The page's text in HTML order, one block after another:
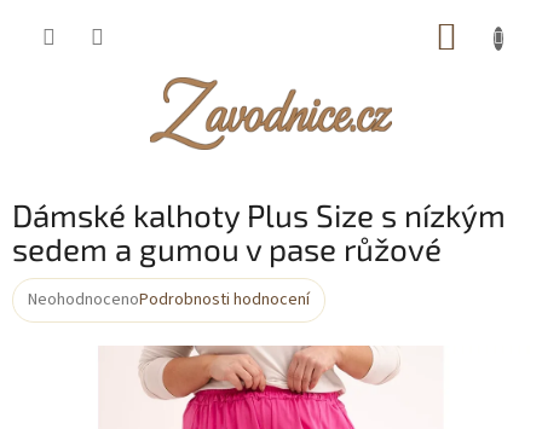
Dámské kalhoty Plus Size s nízkým
sedem a gumou v pase růžové
Průměrné
NeohodnocenoPodrobnosti hodnocení